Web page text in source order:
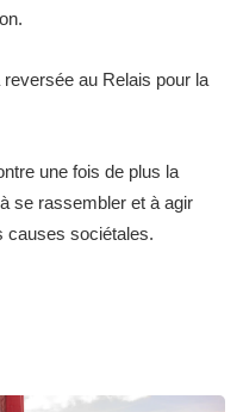
reversée au Relais pour la
une fois de plus la
se rassembler et à agir
causes sociétales.